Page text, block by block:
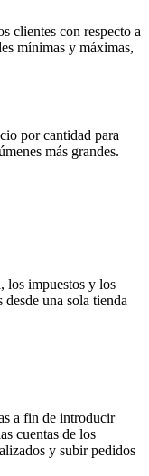
clientes con respecto a
mínimas y máximas,
por cantidad para
más grandes.
los impuestos y los
una sola tienda
a fin de introducir
cuentas de los
y subir pedidos